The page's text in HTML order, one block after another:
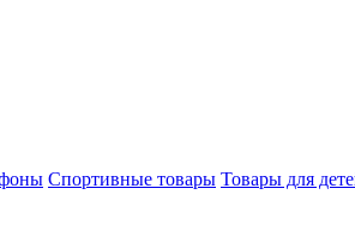
Спортивные товары Товары для